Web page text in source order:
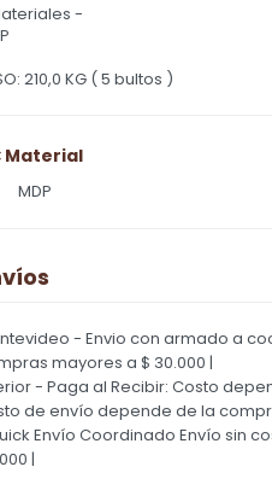
-
210,0 KG ( 5 bultos )
Material
MDP
- Envio con armado a
mayores a $ 30.000 |
- Paga al Recibir: Costo
de envío depende de la
Envío Coordinado Envío sin
|